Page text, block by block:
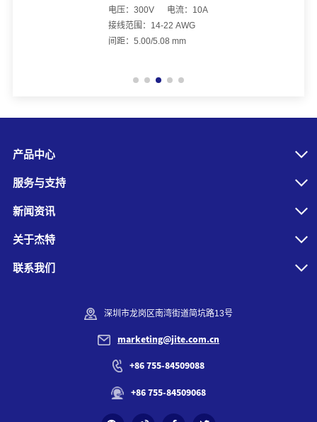
电压：300V 电流：10A
接线范围：14-22 AWG
间距：5.00/5.08 mm
产品中心
服务与支持
新闻资讯
关于杰特
联系我们
深圳市龙岗区南湾街道简坑路13号
marketing@jite.com.cn
+86 755-84509088
+86 755-84509068